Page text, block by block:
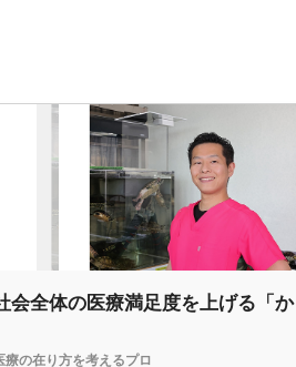
会全体の医療満足度を上げる「か
療の在り方を考えるプロ